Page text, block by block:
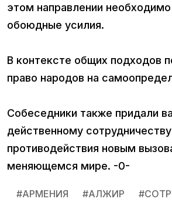
этом направлении
обоюдные усилия.
В контексте общих подходов
право народов на
Собеседники также придали
действенному
противодействия новым
меняющемся мире. -0-
#АРМЕНИЯ #АЛЖИР #